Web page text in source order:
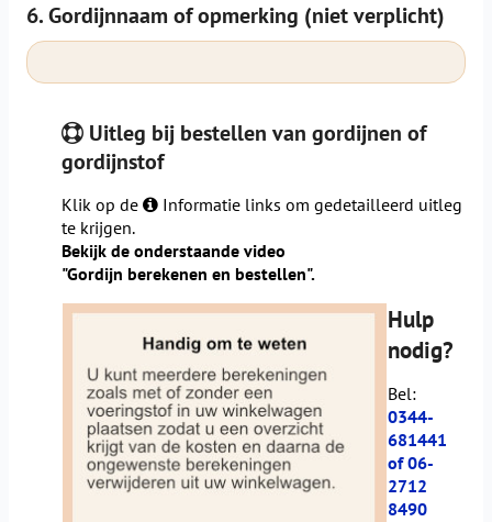
6. Gordijnnaam of opmerking (niet verplicht)
Uitleg bij bestellen van gordijnen of
gordijnstof
Klik op de
Informatie links om gedetailleerd uitleg
te krijgen.
Bekijk de onderstaande video
"Gordijn berekenen en bestellen".
Hulp
nodig?
Bel:
0344-
681441
of 06-
2712
8490